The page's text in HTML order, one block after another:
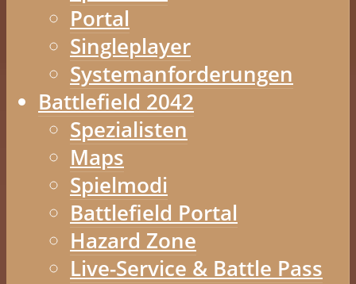
Portal
Singleplayer
Systemanforderungen
Battlefield 2042
Spezialisten
Maps
Spielmodi
Battlefield Portal
Hazard Zone
Live-Service & Battle Pass